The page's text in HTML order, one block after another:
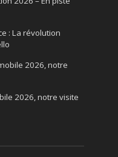
: La révolution
2026, notre
2026, notre visite